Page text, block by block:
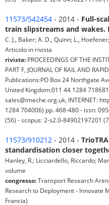
11573/542454 - 2014 - Full-
train slipstreams and wakes.
C. J., Baker; A. D., Quinn; L.,
Articolo in rivista
rivista: PROCEEDINGS OF THE
PART F, JOURNAL OF RAIL AND
Publications:PO Box 24 Northgate
United Kingdom:011 44 1284
sales@imeche.org.uk, INTERNET:
1284 704006) pp. 468-480 - issn:
(56) - scopus: 2-s2.0-84902197201
11573/910212 - 2014 -
standardisation closer
Hanley, R.; Licciardello, Riccardo;
volume
congresso:Transport Research
Research to Deployment - Innovate
Francia)